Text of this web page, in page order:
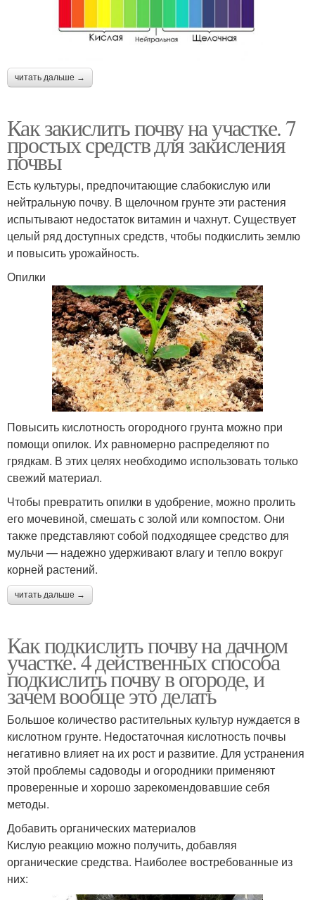
читать дальше →
Как закислить почву на участке. 7
простых средств для закисления
почвы
Есть культуры, предпочитающие слабокислую или
нейтральную почву. В щелочном грунте эти растения
испытывают недостаток витамин и чахнут. Существует
целый ряд доступных средств, чтобы подкислить землю
и повысить урожайность.
Опилки
Повысить кислотность огородного грунта можно при
помощи опилок. Их равномерно распределяют по
грядкам. В этих целях необходимо использовать только
свежий материал.
Чтобы превратить опилки в удобрение, можно пролить
его мочевиной, смешать с золой или компостом. Они
также представляют собой подходящее средство для
мульчи — надежно удерживают влагу и тепло вокруг
корней растений.
читать дальше →
Как подкислить почву на дачном
участке. 4 действенных способа
подкислить почву в огороде, и
зачем вообще это делать
Большое количество растительных культур нуждается в
кислотном грунте. Недостаточная кислотность почвы
негативно влияет на их рост и развитие. Для устранения
этой проблемы садоводы и огородники применяют
проверенные и хорошо зарекомендовавшие себя
методы.
Добавить органических материалов
Кислую реакцию можно получить, добавляя
органические средства. Наиболее востребованные из
них: